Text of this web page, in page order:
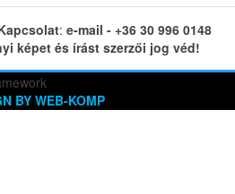
: e-mail - +36 30 996 0148
képet és írást szerzői jog véd!
BY WEB-KOMP